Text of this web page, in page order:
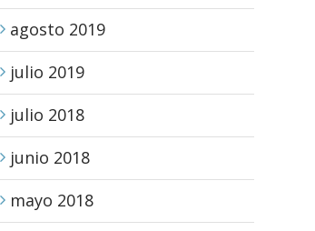
agosto 2019
julio 2019
julio 2018
junio 2018
mayo 2018